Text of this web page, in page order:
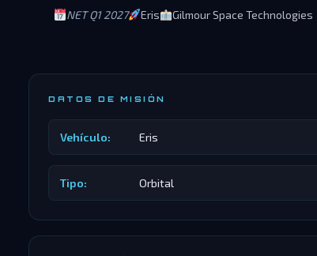
NET Q1 2027 Eris Gilmour Space Technologies
DATOS DE MISIÓN
Vehículo: Eris
Tipo: Orbital